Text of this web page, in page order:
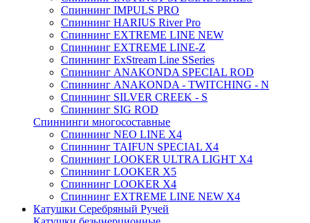
Спиннинг IMPULS PRO
Спиннинг HARIUS River Pro
Спиннинг EXTREME LINE NEW
Спиннинг EXTREME LINE-Z
Спиннинг ExStream Line SSeries
Спиннинг ANAKONDA SPECIAL ROD
Спиннинг ANAKONDA - TWITCHING - N
Спиннинг SILVER CREEK - S
Спиннинг SIG ROD
Спиннинги многосоставные
Спиннинг NEO LINE X4
Спиннинг TAIFUN SPECIAL X4
Спиннинг LOOKER ULTRA LIGHT X4
Спиннинг LOOKER X5
Спиннинг LOOKER X4
Спиннинг EXTREME LINE NEW X4
Катушки Серебряный Ручей